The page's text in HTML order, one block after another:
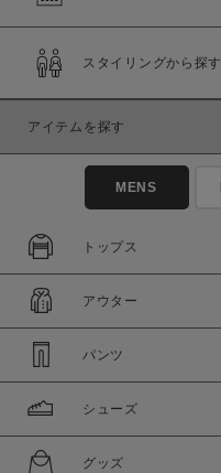
在庫
スタイリングから探す
アイテムを探す
MENS
トップス
アウター
パンツ
シューズ
グッズ